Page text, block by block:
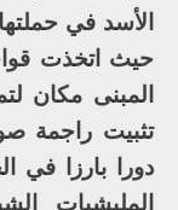
الأسد في
حيث اتخذت
تثبيت راجمة
دورا بارزا في
المليشيات